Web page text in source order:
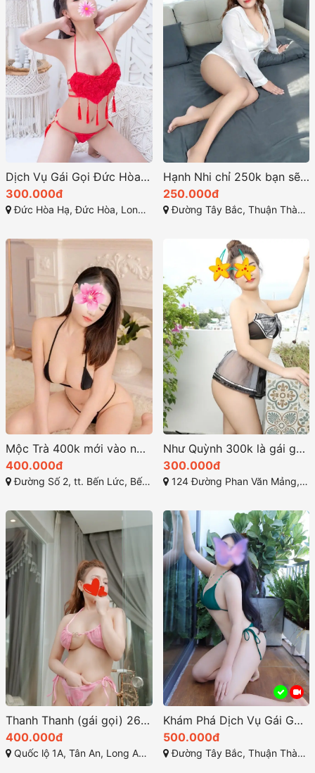
Dịch Vụ Gái Gọi Đức Hòa Tại Long An: Những Điều Cần Biết
300.000đ
Đức Hòa Hạ, Đức Hòa, Long An
Hạnh Nhi chỉ 250k bạn sẽ gặp em gái gọi rẻ ngon nhất nhì cần giuộc long an
250.000đ
Đường Tây Bắc, Thuận Thành, Cần Giuộc, Long An
Mộc Trà 400k mới vào nghề gái gọi tại thị trấn bến lức tỉnh long an
400.000đ
Đường Số 2, tt. Bến Lức, Bến Lức, Long An, Việt Nam
Như Quỳnh 300k là gái gọi giá rẻ ở bến lức long an chiều khách
300.000đ
124 Đường Phan Văn Mảng, tt. Bến Lức, Bến Lức, Long An, Việt Nam
Thanh Thanh (gái gọi) 26 tuổi miền tây thân hình nóng bòng ở tân an, long an
400.000đ
Quốc lộ 1A, Tân An, Long An, Việt Nam
Khám Phá Dịch Vụ Gái Gọi Cần Giuộc Tại Long An
500.000đ
Đường Tây Bắc, Thuận Thành, Cần Giuộc, Long An